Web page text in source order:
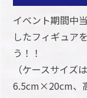
イベント期間中
したフィギュア
う！！
（ケースサイズ
6.5cm×20cm、